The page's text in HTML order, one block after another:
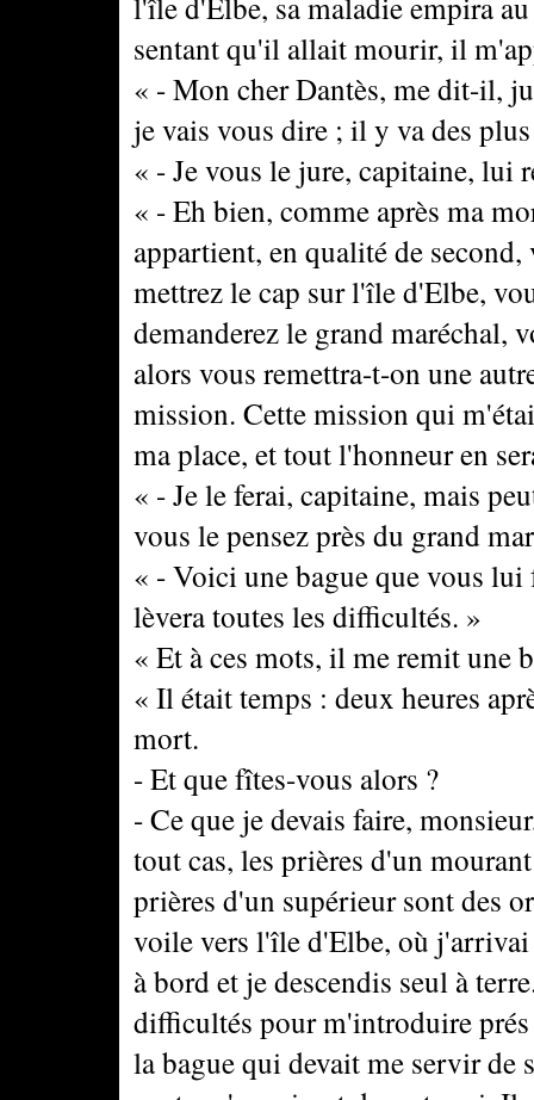
sentant qu'il allait mourir, il
« - Mon cher Dantès, me dit-il,
je vais vous dire ; il y va des
« - Je vous le jure, capitaine, lui
« - Eh bien, comme après ma
appartient, en qualité de
mettrez le cap sur l'île d'Elbe,
demanderez le grand maréchal,
alors vous remettra-t-on une
mission. Cette mission qui
ma place, et tout l'honneur en
« - Je le ferai, capitaine, mais
vous le pensez près du grand
« - Voici une bague que vous
lèvera toutes les difficultés. »
« Et à ces mots, il me remit une
« Il était temps : deux heures
mort.
- Et que fîtes-vous alors ?
- Ce que je devais faire,
tout cas, les prières d'un
prières d'un supérieur sont des
voile vers l'île d'Elbe, où
à bord et je descendis seul à
difficultés pour m'introduire
la bague qui devait me servir de